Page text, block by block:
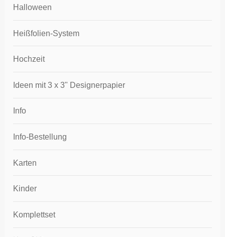
Halloween
Heißfolien-System
Hochzeit
Ideen mit 3 x 3" Designerpapier
Info
Info-Bestellung
Karten
Kinder
Komplettset